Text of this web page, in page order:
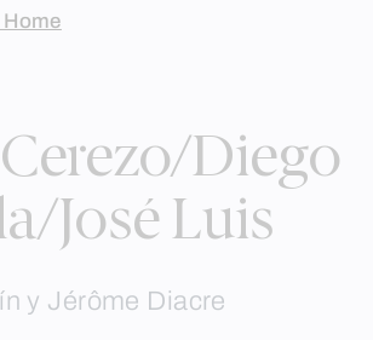
Home
Diego
José Luis
y Jérôme Diacre